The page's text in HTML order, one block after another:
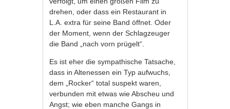
drehen, oder dass ein Restaurant in
L.A. extra für seine Band öffnet. Oder
der Moment, wenn der Schlagzeuger
die Band „nach vorn prügelt“.
Es ist eher die sympathische Tatsache,
dass in Altenessen ein Typ aufwuchs,
dem „Rocker“ total suspekt waren,
verbunden mit etwas wie Abscheu und
Angst; wie eben manche Gangs in